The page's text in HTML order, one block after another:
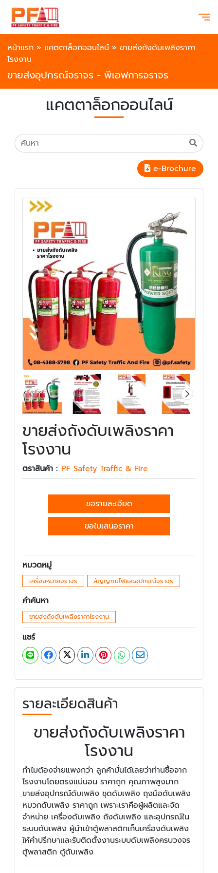
หน้าแรก » แคตตาล็อกออนไลน์ » ขายส่งถังดับเพลิงราคา
โรงงาน
ขายส่งอุปกรณ์จราจร - พีเอฟการจราจร
แคตตาล็อกออนไลน์
e-Brochure
ขายส่งถังดับเพลิงราคา
โรงงาน
ตราสินค้า : PF Safety Traffic & Fire
ขอรายละเอียด
ขอใบเสนอราคา
หมวดหมู่
เครื่องหมายจราจร สัญญาณไฟและอุปกรณ์จราจร
คำค้นหา
ขายส่งถังดับเพลิงราคาโรงงาน
แชร์
รายละเอียดสินค้า
ขายส่งถังดับเพลิงราคา
โรงงาน
ทำไมต้องจ่ายแพงกว่า ลูกค้ามั่นได้เลยว่าท่านซื้อจาก
โรงงานโดยตรงแน่นอน ราคาถูก คุณภาพสูงมาก
ขายส่งอุปกรณ์ดับเพลิง ชุดดับเพลิง ถุงมือดับเพลิง
หมวกดับเพลิง ราคาถูก เพราะเราคือผู้ผลิตและจัด
จำหน่าย เครื่องดับเพลิง ถังดับเพลิง และอุปกรณ์ใน
ระบบดับเพลิง ผู้นำเข้าตู้พลาสติกเก็บเครื่องดับเพลิง
ให้คำปรึกษาและรับติดตั้งงานระบบดับเพลิงครบวงจร
ตู้พลาสติก ตู้ดับเพลิง